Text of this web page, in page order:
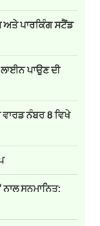
ਅਤੇ ਪਾਰਕਿੰਗ ਸਟੈਂਡ
ਪਾਉਣ ਦੀ
ਨੰਬਰ 8 ਵਿਖੇ
ਸਨਮਾਨਿਤ: